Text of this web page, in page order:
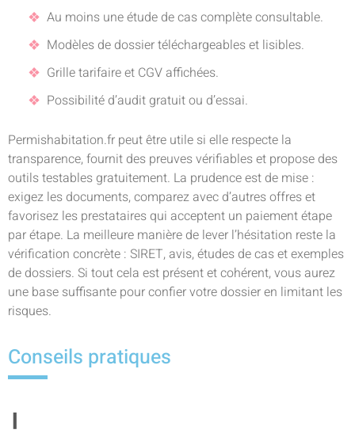
Au moins une étude de cas complète consultable.
Modèles de dossier téléchargeables et lisibles.
Grille tarifaire et CGV affichées.
Possibilité d’audit gratuit ou d’essai.
Permishabitation.fr peut être utile si elle respecte la
transparence, fournit des preuves vérifiables et propose des
outils testables gratuitement. La prudence est de mise :
exigez les documents, comparez avec d’autres offres et
favorisez les prestataires qui acceptent un paiement étape
par étape. La meilleure manière de lever l’hésitation reste la
vérification concrète : SIRET, avis, études de cas et exemples
de dossiers. Si tout cela est présent et cohérent, vous aurez
une base suffisante pour confier votre dossier en limitant les
risques.
Conseils pratiques